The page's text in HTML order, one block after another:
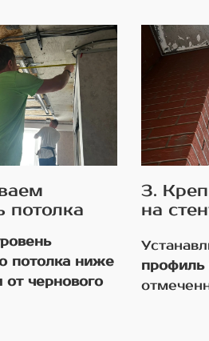
потолка
потолка ниже
чернового
3.
на
профиль